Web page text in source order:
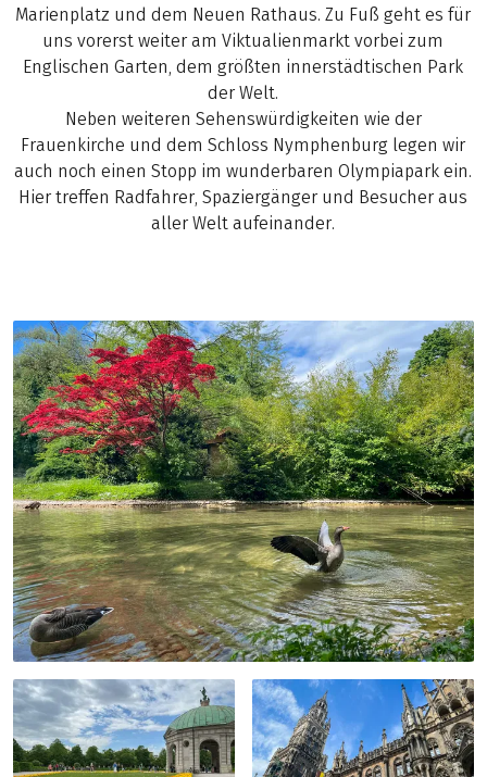
Marienplatz und dem Neuen Rathaus. Zu Fuß geht es für
uns vorerst weiter am Viktualienmarkt vorbei zum
Englischen Garten, dem größten innerstädtischen Park
der Welt.
Neben weiteren Sehenswürdigkeiten wie der
Frauenkirche und dem Schloss Nymphenburg legen wir
auch noch einen Stopp im wunderbaren Olympiapark ein.
Hier treffen Radfahrer, Spaziergänger und Besucher aus
aller Welt aufeinander.